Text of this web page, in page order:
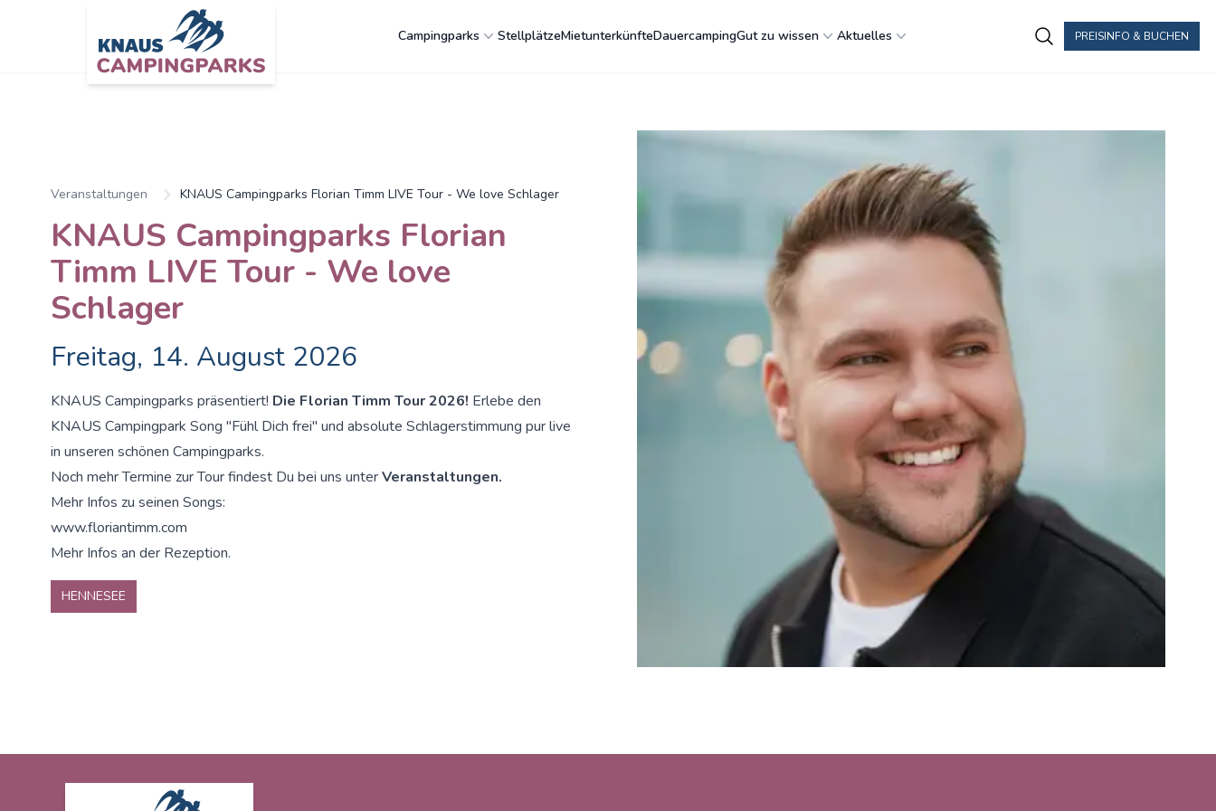
PREISINFO & BUCHEN
Campingparks StellplätzeMietunterkünfteDauercampingGut zu wissen Aktuelles
Veranstaltungen KNAUS Campingparks Florian Timm LIVE Tour - We love Schlager
KNAUS Campingparks Florian
Timm LIVE Tour - We love
Schlager
Freitag, 14. August 2026
KNAUS Campingparks präsentiert! Die Florian Timm Tour 2026! Erlebe den
KNAUS Campingpark Song "Fühl Dich frei" und absolute Schlagerstimmung pur live
in unseren schönen Campingparks.
Noch mehr Termine zur Tour findest Du bei uns unterVeranstaltungen.
Mehr Infos zu seinen Songs:
www.floriantimm.com
Mehr Infos an der Rezeption.
HENNESEE